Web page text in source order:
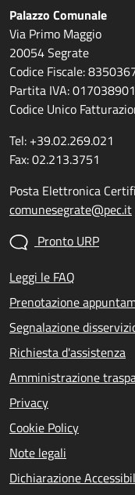
Palazzo Comunale
Via Primo Maggio
20054 Segrate
Codice Fiscale:
Partita IVA:
Codice Unico
Tel: +39.02.269.021
Fax: 02.213.3751
Posta Elettronica
comunesegrate@pec.it
Pronto URP
Leggi le FAQ
Prenotazione
Segnalazione
Richiesta d'assistenza
Amministrazione
Privacy
Cookie Policy
Note legali
Dichiarazione